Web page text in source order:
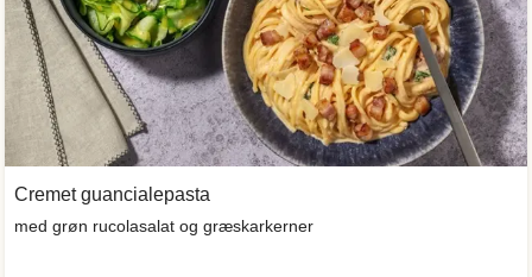
Cremet guancialepasta
med grøn rucolasalat og græskarkerner